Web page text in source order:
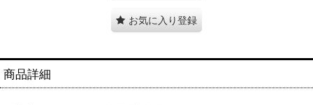
お気に入り登録
商品詳細